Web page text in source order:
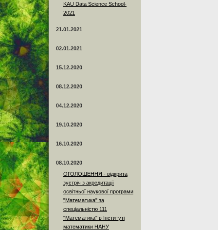
KAU Data Science School-
2021
21.01.2021
02.01.2021
15.12.2020
08.12.2020
04.12.2020
19.10.2020
16.10.2020
08.10.2020
ОГОЛОШЕННЯ - відкрита
зустріч з акредитації
освітньої наукової програми
"Математика" за
спеціальністю 111
"Математика" в Інституті
математики НАНУ